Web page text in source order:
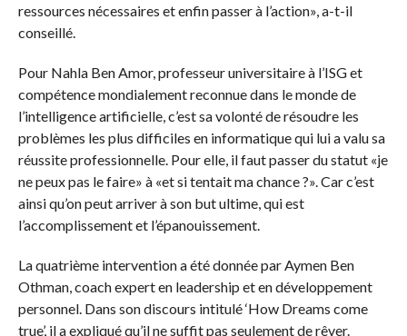
ressources nécessaires et enfin passer à l’action», a-t-il
conseillé.
Pour Nahla Ben Amor, professeur universitaire à l’ISG et
compétence mondialement reconnue dans le monde de
l’intelligence artificielle, c’est sa volonté de résoudre les
problèmes les plus difficiles en informatique qui lui a valu sa
réussite professionnelle. Pour elle, il faut passer du statut «je
ne peux pas le faire» à «et si tentait ma chance ?». Car c’est
ainsi qu’on peut arriver à son but ultime, qui est
l’accomplissement et l’épanouissement.
La quatrième intervention a été donnée par Aymen Ben
Othman, coach expert en leadership et en développement
personnel. Dans son discours intitulé ‘How Dreams come
true’, il a expliqué qu’il ne suffit pas seulement de rêver.